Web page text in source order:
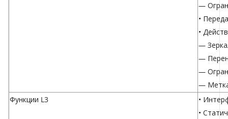
—
•
•
—
—
—
—
Функции L3
•
•